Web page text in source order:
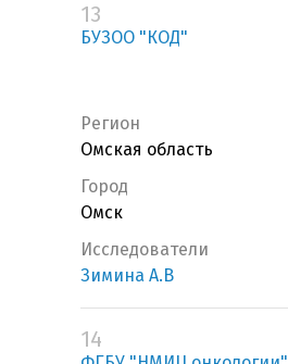
13
БУЗОО "КОД"
Регион
Омская область
Город
Омск
Исследователи
Зимина А.В
14